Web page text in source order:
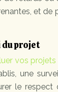
et de
du projet
vos
une
le